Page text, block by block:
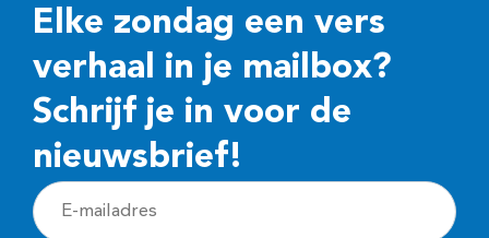
Elke zondag een vers
verhaal in je mailbox?
Schrijf je in voor de
nieuwsbrief!
E
-